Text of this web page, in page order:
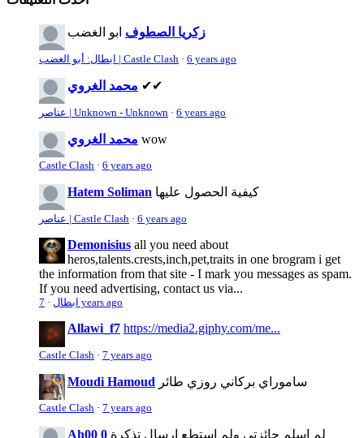
زكريا الصطوف ابو الغضب
ابطال: أبو الغضب | Castle Clash · 6 years ago
محمد الغروي ✔✔
عناصر | Unknown - Unknown · 6 years ago
محمد الغروي wow
Castle Clash · 6 years ago
Hatem Soliman كيفية الحصول عليها
عناصر | Castle Clash · 6 years ago
Demonisius all you need about
heros,talents.crests,inch,pet,traits in one brogram i get
the information from that site - I mark you messages as spam.
If you need advertising, contact us via...
ابطال · 7 years ago
Allawi_f7 https://media2.giphy.com/me...
Castle Clash · 7 years ago
Moudi Hamoud ساموراي بركاني روزي طائر
Castle Clash · 7 years ago
Ah00 0 لم اسلم جائزتي ولم استطع ارسال تذكرة